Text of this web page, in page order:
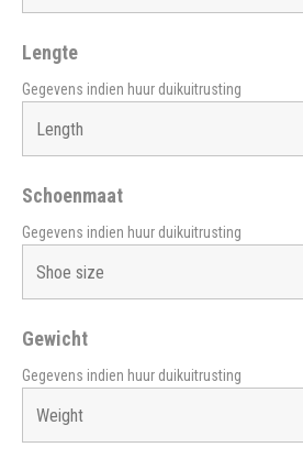
Lengte
Gegevens indien huur duikuitrusting
Schoenmaat
Gegevens indien huur duikuitrusting
Gewicht
Gegevens indien huur duikuitrusting